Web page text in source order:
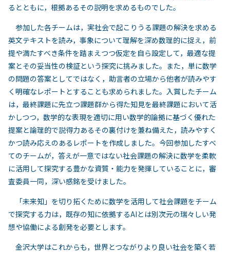
るとともに，根拠あるその説明を求めるものでした。
参加した各チームは，実社会で起こりうる課題の解決を求める
英文テキストを読み，事象について理解を深め数理的に捉え，前
提や満たすべき条件を踏まえつつ仮定を自ら設定して，最適な提
案とその妥当性の検証という探究に挑みました。また，単に数学
の問題の答案としてではなく，助言者の立場から他者が読みやす
く明確なレポートとすることも求められました。入賞したチーム
は，最終課題に先立つ課題群から得た知見を最終課題において活
かしつつ，数学的な表現を適切に用い数学的論拠に基づく優れた
提案と論理的で説得力あるその裏付けを兼ね備えた，読みやすく
かつ読み応えのあるレポートを作成しました。今回参加したすべ
てのチームが，答えが一意ではない社会課題の解決に数学を柔軟
に活用して探究する豊かな資質・能力を発揮していることに，審
査委員一同，深い感銘を受けました。
「未来知」を切り拓くために数学を活用して社会課題をチーム
で探究する力は，既存の知に依拠するAIとは別次元の瑞々しい発
想や協働による創発を必要とします。
金沢大学はこれからも，世界とつながりより良い社会を築く若